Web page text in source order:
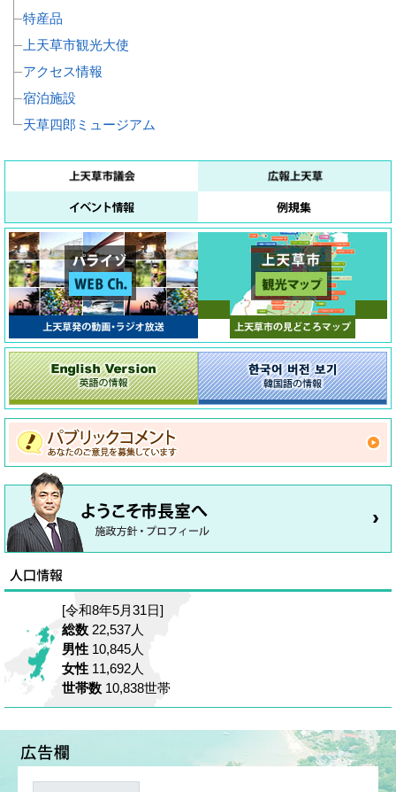
特産品
上天草市観光大使
アクセス情報
宿泊施設
天草四郎ミュージアム
[令和8年5月31日]
総数 22,537人
男性 10,845人
女性 11,692人
世帯数 10,838世帯